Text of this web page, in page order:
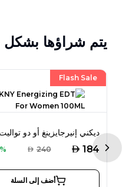
يتم شراؤها بشكل
Flash Sale
AED 184
AED 240
أضف إلى السلة
Next